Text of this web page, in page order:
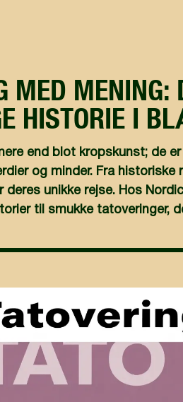
MED MENING:
HISTORIE I
end blot kropskunst; de
og minder. Fra
deres unikke rejse. Hos
til smukke tatoveringer,